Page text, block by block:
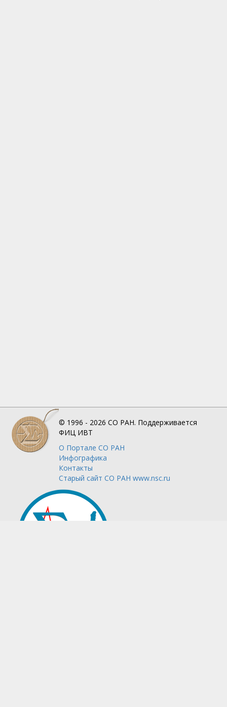
© 1996 - 2026 СО РАН. Поддерживается
ФИЦ ИВТ
О Портале СО РАН
Инфографика
Контакты
Старый сайт СО РАН www.nsc.ru